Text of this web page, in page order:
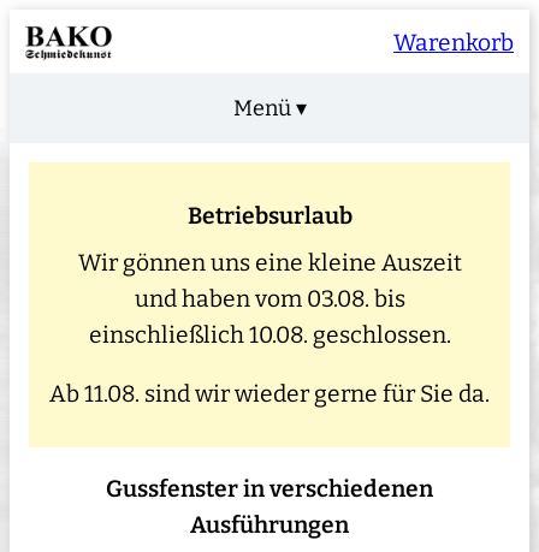
Warenkorb
Menü ▾
Betriebsurlaub
Wir gönnen uns eine kleine Auszeit
und haben vom 03.08. bis
einschließlich 10.08. geschlossen.
Ab 11.08. sind wir wieder gerne für Sie da.
Gussfenster in verschiedenen
Ausführungen